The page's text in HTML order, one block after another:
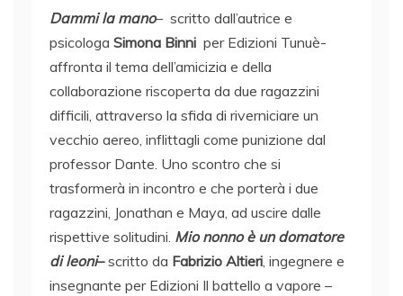
Dammi la mano– scritto dall’autrice e
psicologa Simona Binni per Edizioni Tunuè-
affronta il tema dell’amicizia e della
collaborazione riscoperta da due ragazzini
difficili, attraverso la sfida di riverniciare un
vecchio aereo, inflittagli come punizione dal
professor Dante. Uno scontro che si
trasformerà in incontro e che porterà i due
ragazzini, Jonathan e Maya, ad uscire dalle
rispettive solitudini. Mio nonno è un domatore
di leoni–scritto da Fabrizio Altieri, ingegnere e
insegnante per Edizioni Il battello a vapore –